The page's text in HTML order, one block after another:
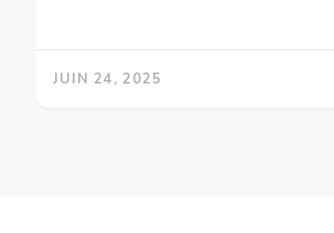
JUIN 24, 2025